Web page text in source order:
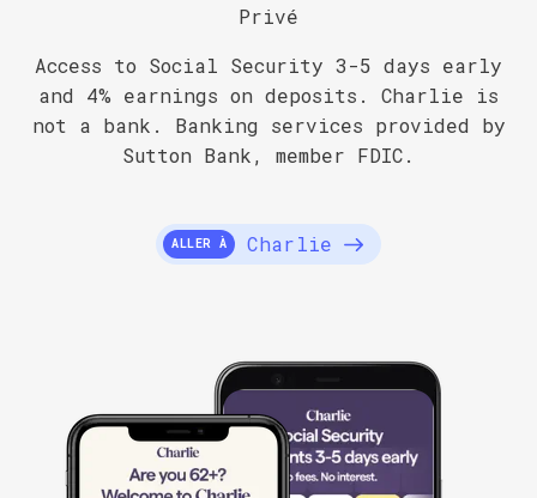
Privé
Access to Social Security 3-5 days early
and 4% earnings on deposits. Charlie is
not a bank. Banking services provided by
Sutton Bank, member FDIC.
ALLER À Charlie